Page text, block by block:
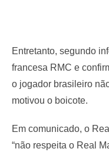
Entretanto, segundo
francesa RMC e
o jogador brasileiro
motivou o boicote.
Em comunicado, o
“não respeita o Real